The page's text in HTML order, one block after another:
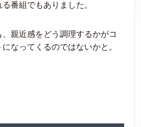
番組でもありました。
親近感をどう調理するかがコ
なってくるのではないかと。